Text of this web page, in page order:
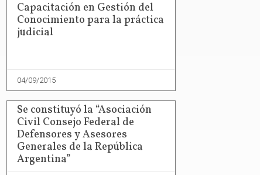
Capacitación en Gestión del
Conocimiento para la práctica
judicial
04/09/2015
Se constituyó la “Asociación
Civil Consejo Federal de
Defensores y Asesores
Generales de la República
Argentina”